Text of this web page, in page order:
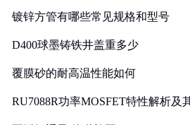
镀锌方管有哪些常见规格和型号
D400球墨铸铁井盖重多少
覆膜砂的耐高温性能如何
RU7088R功率MOSFET特性解析及